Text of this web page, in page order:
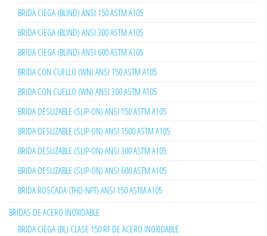
BRIDA CIEGA (BLIND) ANSI 150 ASTM A105
BRIDA CIEGA (BLIND) ANSI 300 ASTM A105
BRIDA CIEGA (BLIND) ANSI 600 ASTM A105
BRIDA CON CUELLO (WN) ANSI 150 ASTM A105
BRIDA CON CUELLO (WN) ANSI 300 ASTM A105
BRIDA DESLIZABLE (SLIP-ON) ANSI 150 ASTM A105
BRIDA DESLIZABLE (SLIP-ON) ANSI 1500 ASTM A105
BRIDA DESLIZABLE (SLIP-ON) ANSI 300 ASTM A105
BRIDA DESLIZABLE (SLIP-ON) ANSI 600 ASTM A105
BRIDA ROSCADA (THD-NPT) ANSI 150 ASTM A105
BRIDAS DE ACERO INOXIDABLE
BRIDA CIEGA (BL) CLASE 150 RF DE ACERO INOXIDABLE